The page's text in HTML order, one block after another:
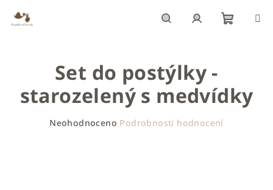
obsah
Set do postýlky -
starozelený s medvídky
Neohodnoceno Podrobnosti hodnocení